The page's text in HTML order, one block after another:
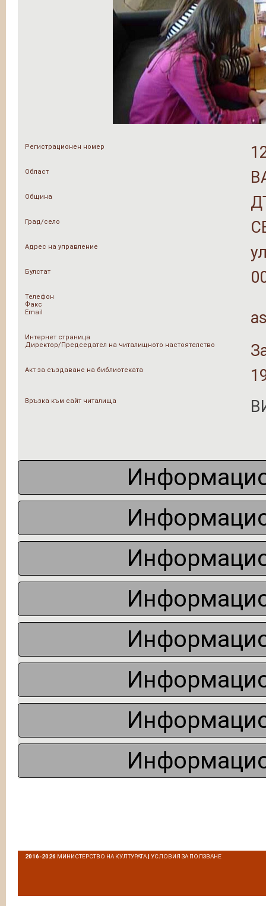
Регистрационен номер
Област
Община
Град/село
Адрес на управление
Булстат
Телефон
Факс
Email
Интернет страница
Директор/Председател на читалищното настоятелство
Акт за създаване на библиотеката
Връзка към сайт читалища
2016-2026 МИНИСТЕРСТВО НА КУЛТУРАТА|УСЛОВИЯ ЗА ПОЛЗВАНЕ